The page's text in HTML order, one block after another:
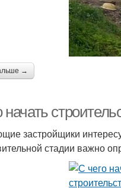
→
начать
застройщики
стадии важно